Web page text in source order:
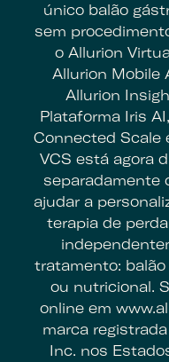
único balão
sem
o Allurion
Allurion Mobile
Allurion
Plataforma Iris
Connected Scale
VCS está agora
separadamente
ajudar a
terapia de
tratamento:
ou nutricional.
online em
marca
Inc. nos